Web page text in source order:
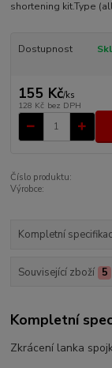
shortening kit.Type
Dostupnost
155 Kč/ks
128 Kč bez DPH
Číslo produktu:
Výrobce:
Kompletní
Související zboží 5
Kompletní
Zkrácení lanka